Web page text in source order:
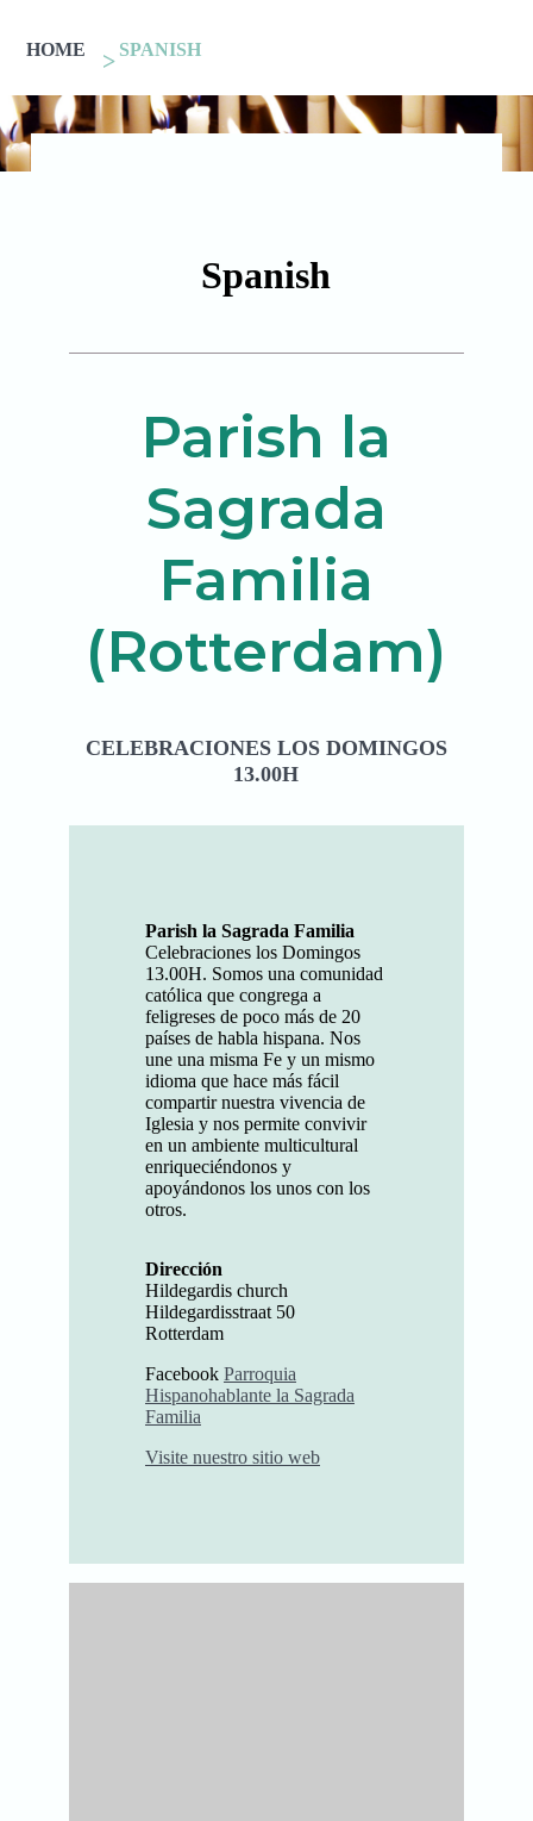
HOME SPANISH
Spanish
Parish la
Sagrada
Familia
(Rotterdam)
CELEBRACIONES LOS DOMINGOS
13.00H
Parish la Sagrada Familia
Celebraciones los Domingos
13.00H. Somos una comunidad
católica que congrega a
feligreses de poco más de 20
países de habla hispana. Nos
une una misma Fe y un mismo
idioma que hace más fácil
compartir nuestra vivencia de
Iglesia y nos permite convivir
en un ambiente multicultural
enriqueciéndonos y
apoyándonos los unos con los
otros.
Dirección
Hildegardis church
Hildegardisstraat 50
Rotterdam
Facebook Parroquia
Hispanohablante la Sagrada
Familia
Visite nuestro sitio web